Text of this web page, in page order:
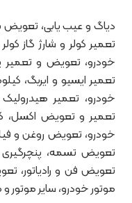
دیاگ و عیب یابی، تعویض
تعمیر کولر و شارژ گاز
خودرو، تعویض و تعمیر
تعمیر ایسیو و ایربگ،
خودرو، تعمیر
تعمیر و تعویض اکسل،
خودرو، تعویض روغن و
تعویض تسمه،
تعویض فن و رادیاتور،
موتور خودرو، سایر موتور